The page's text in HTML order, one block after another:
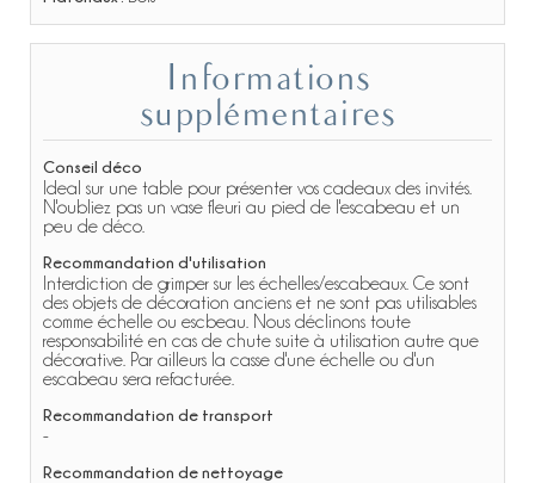
supplémentaires
Conseil déco
Ideal sur une table pour présenter vos cadeaux des invités.
N'oubliez pas un vase fleuri au pied de l'escabeau et un
peu de déco.
Recommandation d'utilisation
Interdiction de grimper sur les échelles/escabeaux. Ce sont
des objets de décoration anciens et ne sont pas utilisables
comme échelle ou escbeau. Nous déclinons toute
responsabilité en cas de chute suite à utilisation autre que
décorative. Par ailleurs la casse d'une échelle ou d'un
escabeau sera refacturée.
Recommandation de transport
-
Recommandation de nettoyage